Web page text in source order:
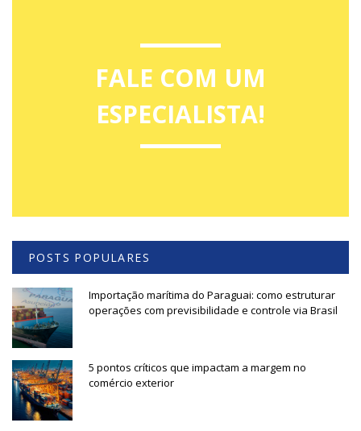
FALE COM UM
ESPECIALISTA!
POSTS POPULARES
Importação marítima do Paraguai: como estruturar
operações com previsibilidade e controle via Brasil
5 pontos críticos que impactam a margem no
comércio exterior